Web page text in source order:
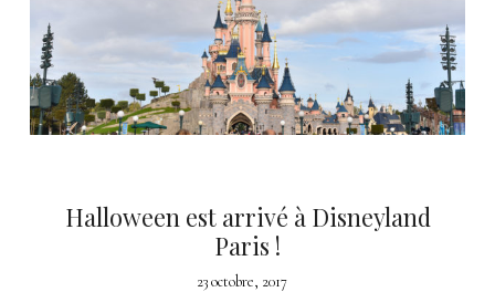
Halloween est arrivé à Disneyland
Paris !
23 octobre, 2017